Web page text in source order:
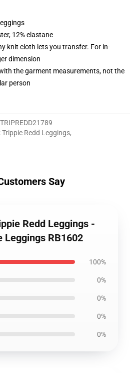
12% elastane
knit cloth lets you transfer. For in-
dimension
the garment measurements, not the
person
TRIPREDD21789
:Trippie Redd Leggings,
Say
Redd Leggings -
Leggings RB1602
100%
0%
0%
0%
0%